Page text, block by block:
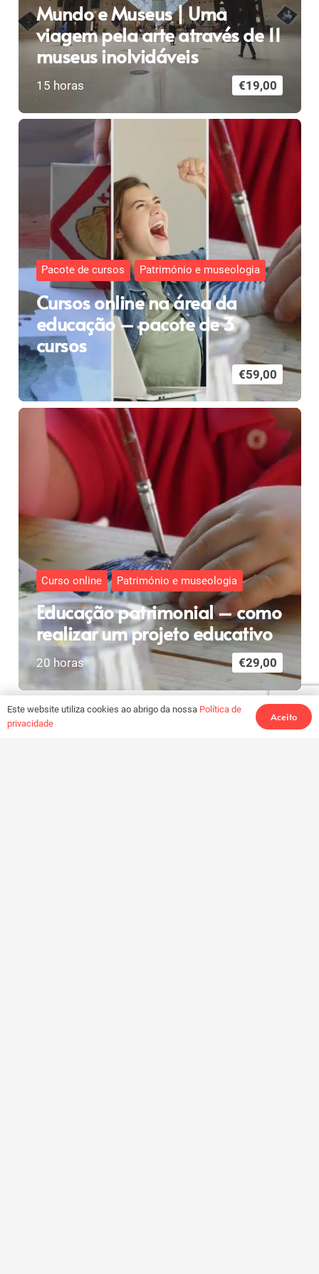
Mundo e Museus | Uma
viagem pela arte através de 11
museus inolvidáveis
15 horas €19,00
Pacote de cursos Património e museologia
Cursos online na área da
educação – pacote de 3
cursos
€59,00
Curso online Património e museologia
Educação patrimonial – como
realizar um projeto educativo
20 horas €29,00
Este website utiliza cookies ao abrigo da nossa Política de
privacidade
Aceito